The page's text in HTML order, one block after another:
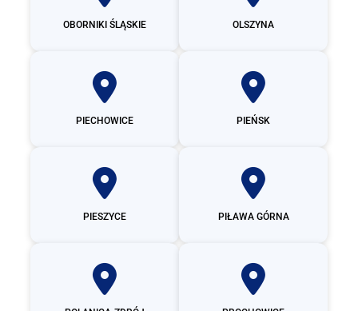
OBORNIKI ŚLĄSKIE OLSZYNA
PIECHOWICE PIEŃSK
PIESZYCE PIŁAWA GÓRNA